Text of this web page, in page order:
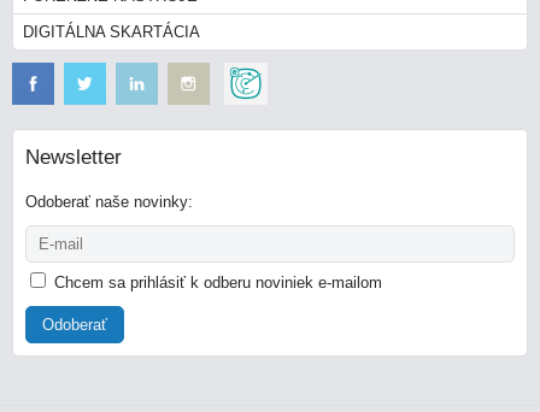
DIGITÁLNA SKARTÁCIA
Newsletter
Odoberať naše novinky:
Chcem sa prihlásiť k odberu noviniek e-mailom
Odoberať